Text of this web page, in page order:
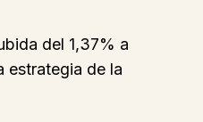
del 1,37% a
estrategia de la